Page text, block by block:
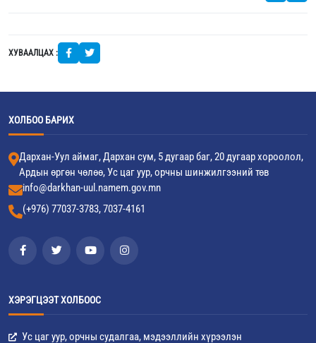
ХУВААЛЦАХ :
ХОЛБОО БАРИХ
Дархан-Уул аймаг, Дархан сум, 5 дугаар баг, 20 дугаар хороолол,
Ардын өргөн чөлөө, Ус цаг уур, орчны шинжилгээний төв
info@darkhan-uul.namem.gov.mn
(+976) 77037-3783, 7037-4161
ХЭРЭГЦЭЭТ ХОЛБООС
Ус цаг уур, орчны судалгаа, мэдээллийн хүрээлэн